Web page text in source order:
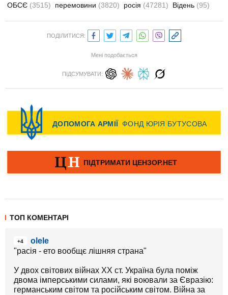
ОБСЄ (3515) перемовини (3820) росія (47281) Відень (95)
ПОДІЛИТИСЯ:
Мені подобається
ПІДСУМУВАТИ:
ТОП КОМЕНТАРІ
+4
olele
"расія - ето вообщє лішняя страна"
У двох світових війнах ХХ ст. Україна була поміж
двома імперськими силами, які воювали за Євразію:
германським світом та російським світом. Війна за